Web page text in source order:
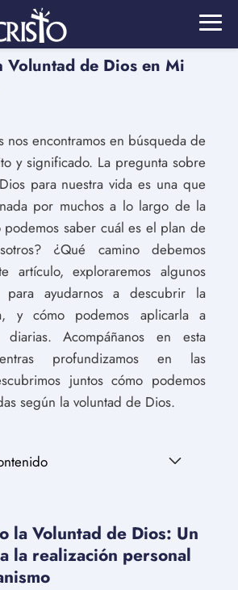
Voluntad de Dios en Mi
nos encontramos en búsqueda de
y significado. La pregunta sobre
para nuestra vida es una que
por muchos a lo largo de la
podemos saber cuál es el plan de
¿Qué camino debemos
artículo, exploraremos algunos
para ayudarnos a descubrir la
y cómo podemos aplicarla a
diarias. Acompáñanos en esta
profundizamos en las
juntos cómo podemos
según la voluntad de Dios.
la Voluntad de Dios: Un
la realización personal